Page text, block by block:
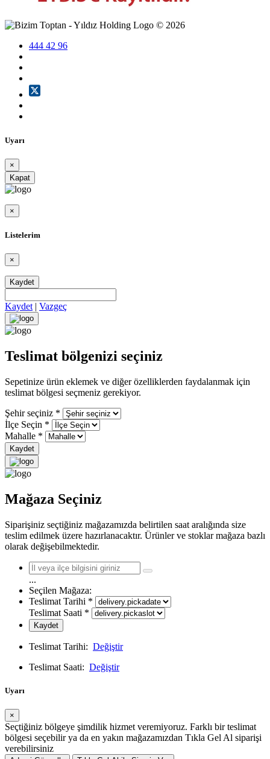
© 2026
444 42 96
Uyarı
×
Kapat
×
Listelerim
×
Kaydet
Kaydet | Vazgeç
Teslimat bölgenizi seçiniz
Sepetinize ürün eklemek ve diğer özelliklerden faydalanmak için
teslimat bölgesi seçmeniz gerekiyor.
Şehir seçiniz *
İlçe Seçin *
Mahalle *
Kaydet
Mağaza Seçiniz
Siparişiniz seçtiğiniz mağazamızda belirtilen saat aralığında size
teslim edilmek üzere hazırlanacaktır. Ürünler ve stoklar mağaza bazlı
olarak değişebilmektedir.
...
Seçilen Mağaza:
Teslimat Tarihi *
Teslimat Saati *
Kaydet
Teslimat Tarihi: Değiştir
Teslimat Saati: Değiştir
Uyarı
×
Seçtiğiniz bölgeye şimdilik hizmet veremiyoruz. Farklı bir teslimat
bölgesi seçebilir ya da en yakın mağazamızdan Tıkla Gel Al siparişi
verebilirsiniz